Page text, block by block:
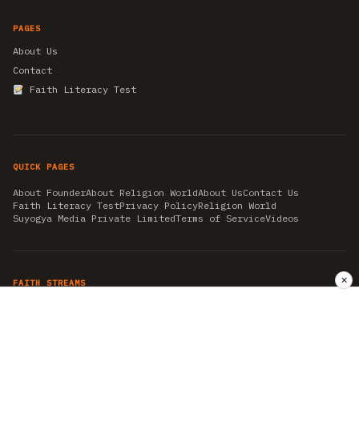
PAGES
About Us
Contact
Faith Literacy Test
QUICK PAGES
About FounderAbout Religion WorldAbout UsContact Us
Faith Literacy TestPrivacy PolicyReligion World
Suyogya Media Private LimitedTerms of ServiceVideos
FAITH STREAMS ✕